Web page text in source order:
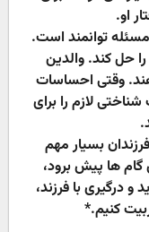
او.
توانمند است.
حل کند. والدین
وقتی احساسات
لازم را برای
بسیار مهم
ها پیش برود،
درگیری با فرزند،
کنیم.*